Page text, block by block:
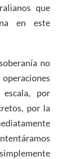
que
en este
no
por
por la